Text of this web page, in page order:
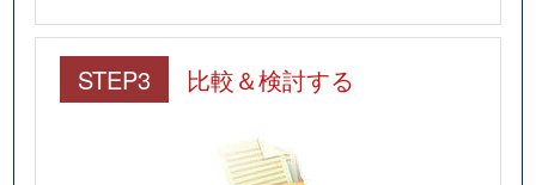
STEP3 比較＆検討する